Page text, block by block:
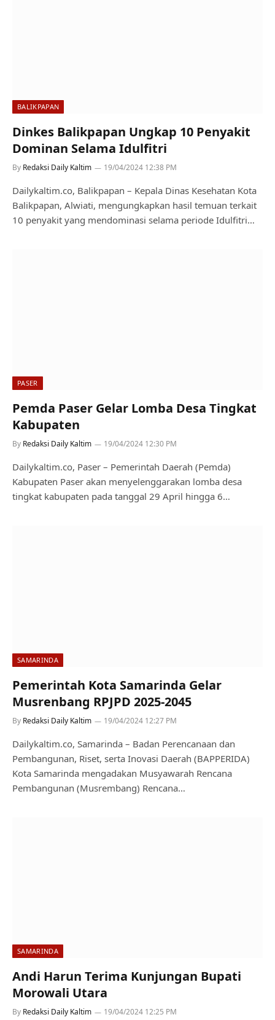
BALIKPAPAN
Dinkes Balikpapan Ungkap 10 Penyakit
Dominan Selama Idulfitri
By Redaksi Daily Kaltim 19/04/2024 12:38 PM
Dailykaltim.co, Balikpapan – Kepala Dinas Kesehatan Kota
Balikpapan, Alwiati, mengungkapkan hasil temuan terkait
10 penyakit yang mendominasi selama periode Idulfitri…
PASER
Pemda Paser Gelar Lomba Desa Tingkat
Kabupaten
By Redaksi Daily Kaltim 19/04/2024 12:30 PM
Dailykaltim.co, Paser – Pemerintah Daerah (Pemda)
Kabupaten Paser akan menyelenggarakan lomba desa
tingkat kabupaten pada tanggal 29 April hingga 6…
SAMARINDA
Pemerintah Kota Samarinda Gelar
Musrenbang RPJPD 2025-2045
By Redaksi Daily Kaltim 19/04/2024 12:27 PM
Dailykaltim.co, Samarinda – Badan Perencanaan dan
Pembangunan, Riset, serta Inovasi Daerah (BAPPERIDA)
Kota Samarinda mengadakan Musyawarah Rencana
Pembangunan (Musrembang) Rencana…
SAMARINDA
Andi Harun Terima Kunjungan Bupati
Morowali Utara
By Redaksi Daily Kaltim 19/04/2024 12:25 PM